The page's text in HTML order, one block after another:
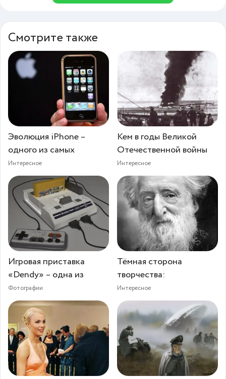
Смотрите также
Эволюция iPhone –
одного из самых
Интересное
Кем в годы Великой
Отечественной войны
Интересное
Игровая приставка
«Dendy» – одна из
Фотографии
Тёмная сторона
творчества:
Интересное